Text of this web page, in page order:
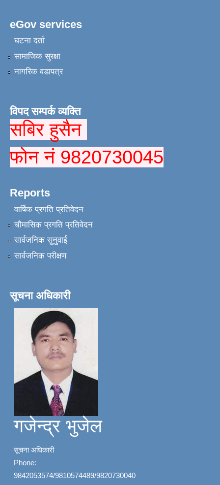
eGov services
घटना दर्ता
सामाजिक सुरक्षा
नागरिक वडापत्र
विपद सम्पर्क व्यक्ति
सबिर हुसैन
फोन नं 9820730045
Reports
वार्षिक प्रगति प्रतिवेदन
चौमासिक प्रगति प्रतिवेदन
सार्वजनिक सुनुवाई
सार्वजनिक परीक्षण
सूचना अधिकारी
गजेन्द्र भुजेल
सूचना अधिकारी
Phone:
9842053574/9810574489/9820730040